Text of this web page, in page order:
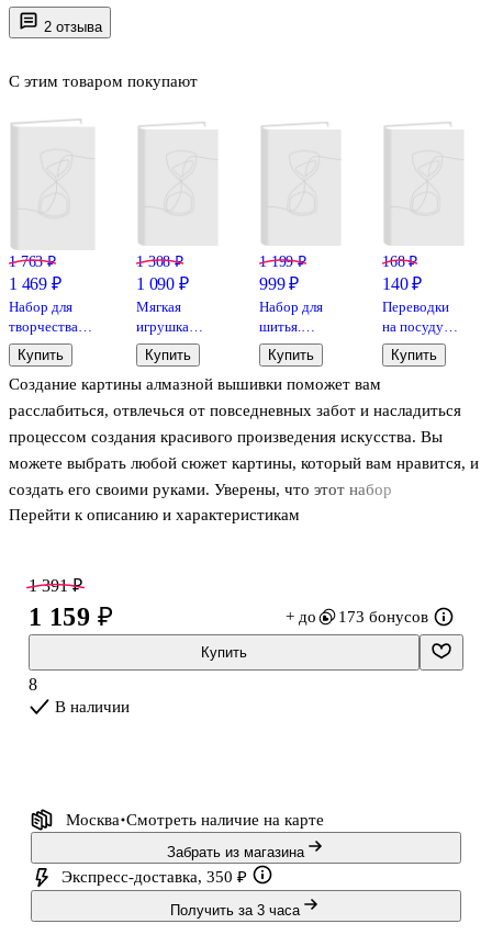
2 отзыва
Создание картины алмазной вышивки поможет вам
расслабиться, отвлечься от повседневных забот и насладиться
процессом создания красивого произведения искусства. Вы
можете выбрать любой сюжет картины, который вам нравится, и
создать его своими руками. Уверены, что этот набор
кристальной мозаики доставит Вам много положительных
Перейти к описанию и характеристикам
С этим товаром покупают
1 763 ₽
1 469 ₽
Набор для
творчества
Феникс+.
Алмазная
мозаика
«Водопад by
40 х 50 см, 24
цвета
Купить
1 308 ₽
1 090 ₽
Мягкая
игрушка
"Гномик
Альф" набор
для шитья
Купить
1 199 ₽
999 ₽
Набор для
шитья.
Мягкая
игрушка
"Зайка
Джеси"
Купить
168 ₽
140 ₽
Переводки
на посуду
(холодная
деколь)
парочка»,
Купить
1 391 ₽
1 159 ₽ + до 173 бонусов
Купить
8
В наличии
Москва Смотреть наличие на карте
Забрать из магазина
Экспресс-доставка, 350 ₽
Получить за 3 часа